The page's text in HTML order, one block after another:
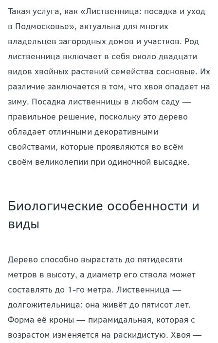
Такая услуга, как «Лиственница: посадка и уход
в Подмосковье», актуальна для многих
владельцев загородных домов и участков. Род
лиственница включает в себя около двадцати
видов хвойных растений семейства сосновые. Их
различие заключается в том, что хвоя опадает на
зиму. Посадка лиственницы в любом саду —
правильное решение, поскольку это дерево
обладает отличными декоративными
свойствами, которые проявляются во всём
своём великолепии при одиночной высадке.
Биологические особенности и
виды
Дерево способно вырастать до пятидесяти
метров в высоту, а диаметр его ствола может
составлять до 1-го метра. Лиственница —
долгожительница: она живёт до пятисот лет.
Форма её кроны — пирамидальная, которая с
возрастом изменяется на раскидистую. Хвоя —